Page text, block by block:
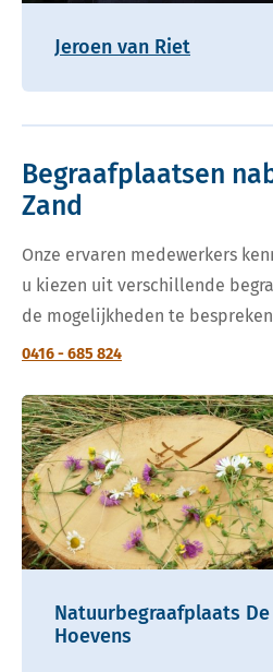
Jeroen van Riet
Begraafplaatsen
Zand
Onze ervaren medewerkers
u kiezen uit verschillende
de mogelijkheden te
0416 - 685 824
Natuurbegraafplaats De
Hoevens